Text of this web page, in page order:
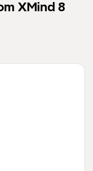
XMind 8